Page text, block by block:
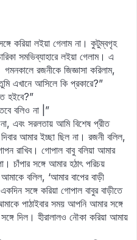
করিয়া লইয়া গেলাম না। কুটুম্বগৃহ
সমভিব্যাহারে লইয়া গেলাম। এ
রজনীকে জিজ্ঞাসা করিলাম,
এখানে আসিলে কি প্রকারে?”
হইবে?”
বলিও না |”
এবং সরলতায় আমি বিশেষ প্রীত
আমার ইচ্ছা ছিল না। রজনী বলিল,
রাখিব। গোপাল বাবু বলিয়া আমার
চাঁপার সঙ্গে আমার হঠাৎ পরিচয়
বলিল, ‘আমার বাপের বাড়ী
সঙ্গে করিয়া গোপাল বাবুর বাড়ীতে
পাঠাইবার সময় আপনি আমার সঙ্গে
দিল। হীরালালও নৌকা করিয়া আমায়